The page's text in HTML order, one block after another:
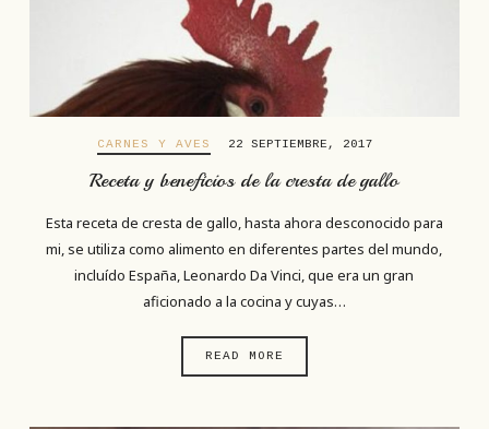
CARNES Y AVES 22 SEPTIEMBRE, 2017
Receta y beneficios de la cresta de gallo
Esta receta de cresta de gallo, hasta ahora desconocido para
mi, se utiliza como alimento en diferentes partes del mundo,
incluído España, Leonardo Da Vinci, que era un gran
aficionado a la cocina y cuyas…
READ MORE